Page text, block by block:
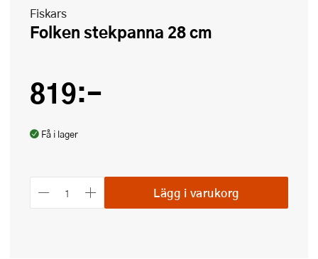
Fiskars
Folken stekpanna 28 cm
819:-
Få i lager
Lägg i varukorg